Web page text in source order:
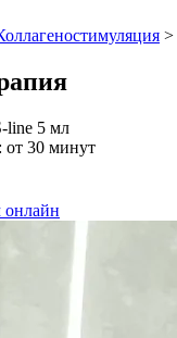
>
line 5 мл
от 30 минут
онлайн